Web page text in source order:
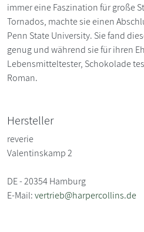
immer eine Faszination für große
Tornados, machte sie einen
Penn State University. Sie fand
genug und während sie für ihren
Lebensmitteltester, Schokolade
Roman.
Hersteller
reverie
Valentinskamp 2
DE - 20354 Hamburg
E-Mail:vertrieb@harpercollins.de